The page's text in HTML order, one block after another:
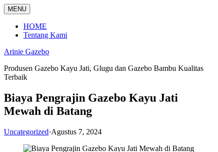
Langsung
ke
konten
MENU
HOME
Tentang Kami
Arinie Gazebo
Produsen Gazebo Kayu Jati, Glugu dan Gazebo Bambu Kualitas
Terbaik
Biaya Pengrajin Gazebo Kayu Jati
Mewah di Batang
Uncategorized·Agustus 7, 2024